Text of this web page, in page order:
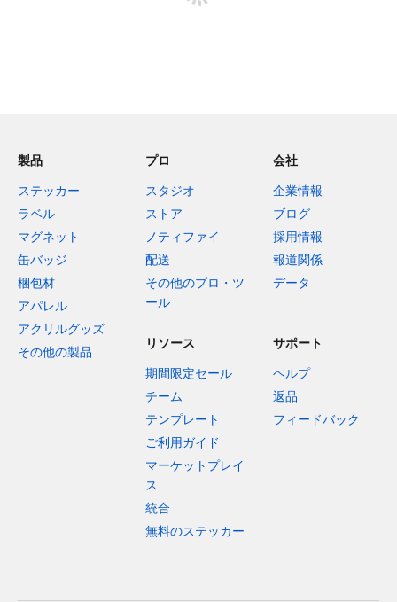
製品
ステッカー
ラベル
マグネット
缶バッジ
梱包材
アパレル
アクリルグッズ
その他の製品
プロ
スタジオ
ストア
ノティファイ
配送
その他のプロ・ツ
ール
会社
企業情報
ブログ
採用情報
報道関係
データ
リソース
期間限定セール
チーム
テンプレート
ご利用ガイド
マーケットプレイ
ス
統合
無料のステッカー
サポート
ヘルプ
返品
フィードバック